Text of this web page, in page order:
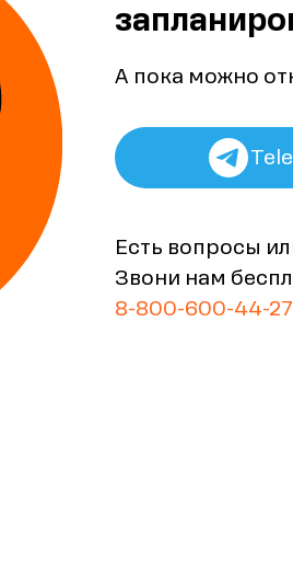
А пока можно
Есть вопросы
Звони нам
8-800-600-44-27